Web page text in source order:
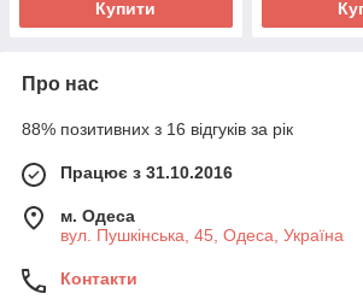
Купити
Про нас
88% позитивних з 16 відгуків за рік
Працює з 31.10.2016
м. Одеса
вул. Пушкінська, 45, Одеса, Україна
Контакти